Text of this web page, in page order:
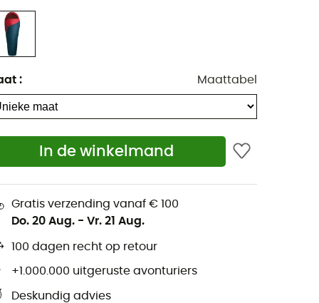
: Maattabel
In de winkelmand
Gratis verzending vanaf € 100
Do. 20 Aug. - Vr. 21 Aug.
100 dagen recht op retour
+1.000.000 uitgeruste avonturiers
Deskundig advies